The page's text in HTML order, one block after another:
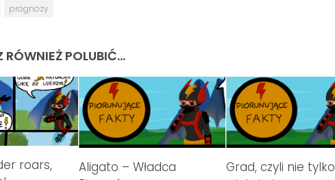
prognozy
RÓWNIEŻ POLUBIĆ…
roars,
Aligato – Władca
Grad, czyli nie tylko